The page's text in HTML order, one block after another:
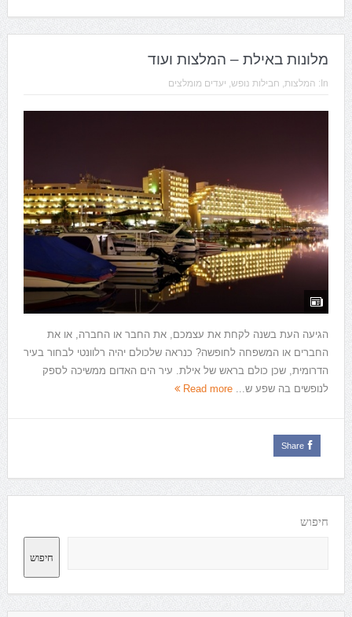
מלונות באילת – המלצות ועוד
In: המלצות, חבילות נופש, יעדים מומלצים
הגיעה העת בשנה לקחת את עצמכם, את החבר או החברה, או את
החברים או המשפחה לחופשה? כנראה שלכולם יהיה רלוונטי לבחור בעיר
הדרומית, שכן כולם בראש של אילת. עיר הים האדום ממשיכה לספק
לנופשים בה שפע ש... Read more
Share
חיפוש
חיפוש